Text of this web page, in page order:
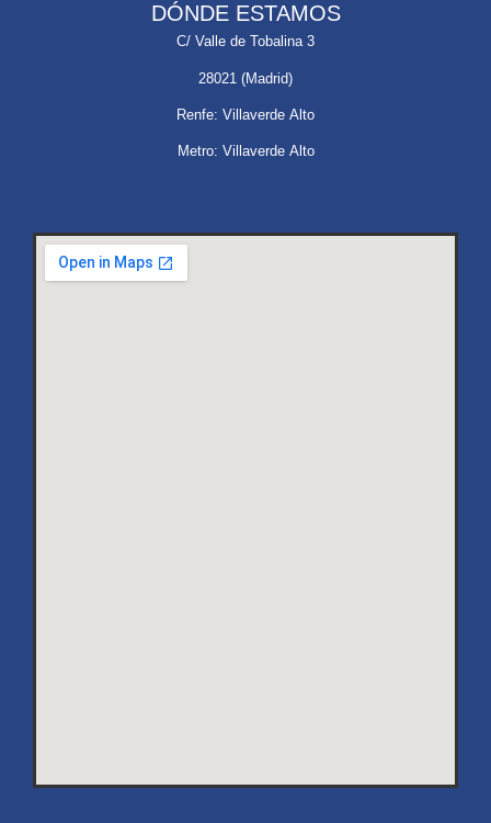
DÓNDE ESTAMOS
C/ Valle de Tobalina 3
28021 (Madrid)
Renfe: Villaverde Alto
Metro: Villaverde Alto